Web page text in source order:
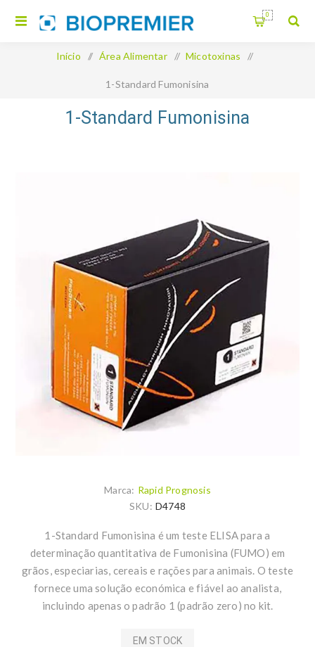
0
Início / Área Alimentar / Micotoxinas /
1-Standard Fumonisina
1-Standard Fumonisina
Marca: Rapid Prognosis
SKU: D4748
1-Standard Fumonisina é um teste ELISA para a
determinação quantitativa de Fumonisina (FUMO) em
grãos, especiarias, cereais e rações para animais. O teste
fornece uma solução económica e fiável ao analista,
incluindo apenas o padrão 1 (padrão zero) no kit.
EM STOCK